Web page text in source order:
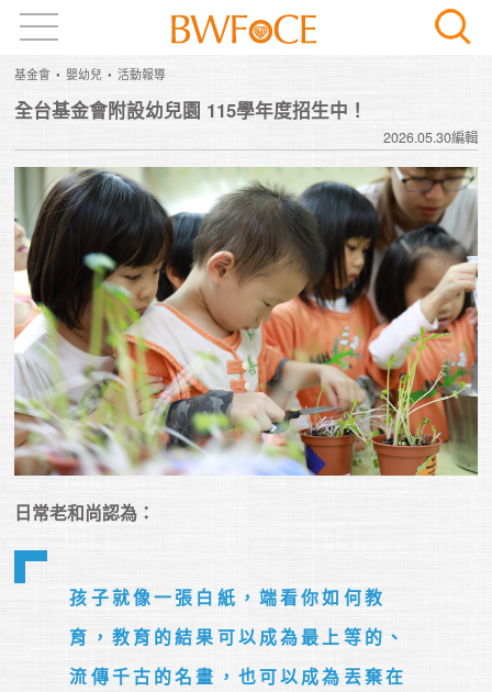
基金會 嬰幼兒 活動報導
全台基金會附設幼兒園 115學年度招生中！
2026.05.30編輯
日常老和尚認為：
孩子就像一張白紙，端看你如何教
育，教育的結果可以成為最上等的、
流傳千古的名畫，也可以成為丟棄在